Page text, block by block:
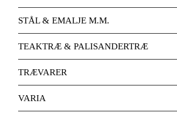
STÅL & EMALJE M.M.
TEAKTRÆ & PALISANDERTRÆ
TRÆVARER
VARIA